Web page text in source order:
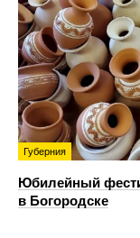
Губерния
Юбилейный
в Богородске